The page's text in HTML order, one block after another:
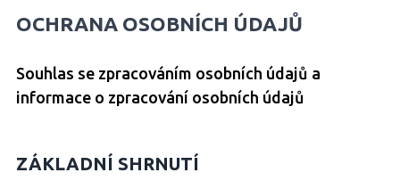
OCHRANA OSOBNÍCH ÚDAJŮ
Souhlas se zpracováním osobních údajů a
informace o zpracování osobních údajů
ZÁKLADNÍ SHRNUTÍ